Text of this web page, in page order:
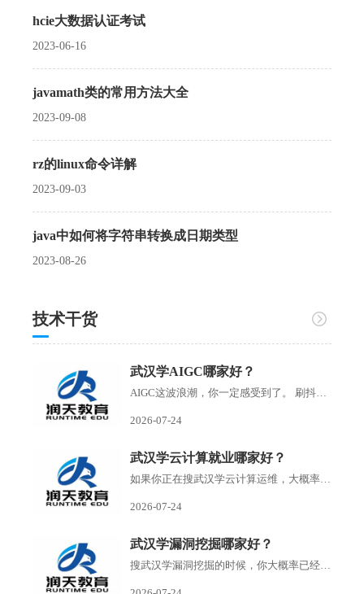
hcie大数据认证考试
2023-06-16
javamath类的常用方法大全
2023-09-08
rz的linux命令详解
2023-09-03
java中如何将字符串转换成日期类型
2023-08-26
技术干货
武汉学AIGC哪家好？
2026-07-24
武汉学云计算就业哪家好？
2026-07-24
武汉学漏洞挖掘哪家好？